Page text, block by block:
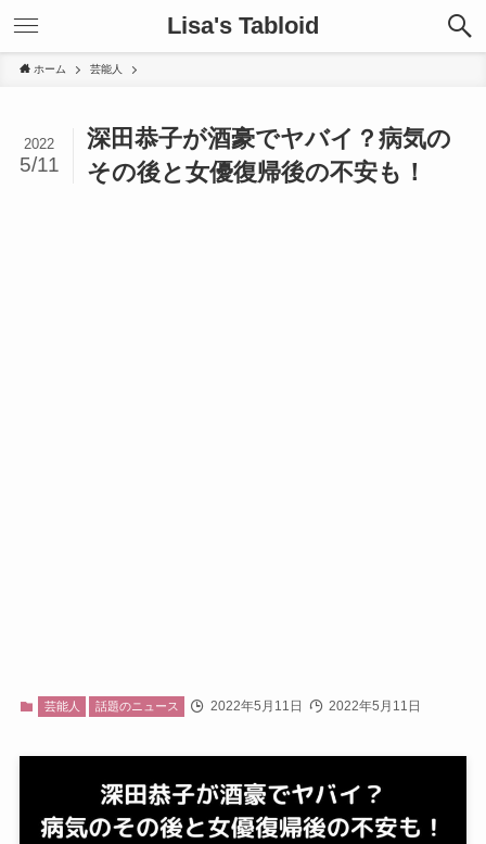
Lisa's Tabloid
ホーム 芸能人
深田恭子が酒豪でヤバイ？病気の
その後と女優復帰後の不安も！
2022
5/11
芸能人 話題のニュース 2022年5月11日 2022年5月11日